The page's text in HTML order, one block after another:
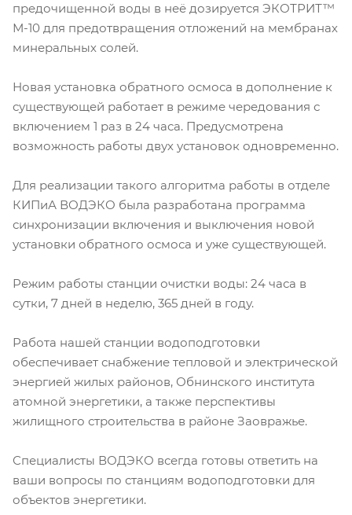
предочищенной воды в неё дозируется ЭКОТРИТ™
М-10 для предотвращения отложений на мембранах
минеральных солей.
Новая установка обратного осмоса в дополнение к
существующей работает в режиме чередования с
включением 1 раз в 24 часа. Предусмотрена
возможность работы двух установок одновременно.
Для реализации такого алгоритма работы в отделе
КИПиА ВОДЭКО была разработана программа
синхронизации включения и выключения новой
установки обратного осмоса и уже существующей.
Режим работы станции очистки воды: 24 часа в
сутки, 7 дней в неделю, 365 дней в году.
Работа нашей станции водоподготовки
обеспечивает снабжение тепловой и электрической
энергией жилых районов, Обнинского института
атомной энергетики, а также перспективы
жилищного строительства в районе Заовражье.
Специалисты ВОДЭКО всегда готовы ответить на
ваши вопросы по станциям водоподготовки для
объектов энергетики.